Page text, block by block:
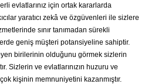
evlatlarınız için ortak kararlarda
yaratıcı zekâ ve özgüvenleri ile sizlere
sınır tanımadan sürekli
geniş müşteri potansiyeline sahiptir.
birilerinin olduğunu görmek sizlerin
Sizlerin ve evlatlarınızın huzuru ve
kişinin memnuniyetini kazanmıştır.